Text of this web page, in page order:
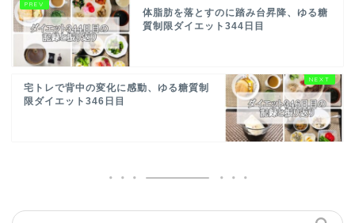
体脂肪を落とすのに踏み台昇降、ゆる糖
質制限ダイエット344日目
宅トレで背中の変化に感動、ゆる糖質制
限ダイエット346日目